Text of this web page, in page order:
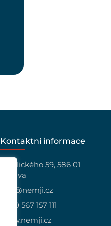
Kontaktní informace
Vrchlického 59, 586 01
Jihlava
info@nemji.cz
+420 567 157 111
www.nemji.cz